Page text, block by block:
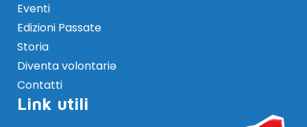
Eventi
Edizioni Passate
Storia
Diventa volontariə
Contatti
Link utili